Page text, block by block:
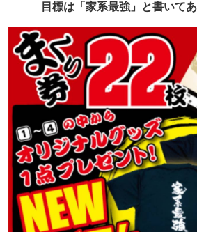
目標は「家系最強」と書いて